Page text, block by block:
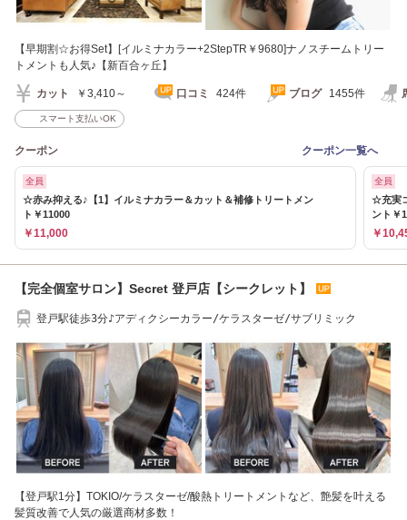
【早期割☆お得Set】[イルミナカラー+2StepTR￥9680]ナノスチームトリー
トメントも人気♪【新百合ヶ丘】
カット ￥3,410～ 口コミ 424件 ブログ 1455件
スマート支払いOK
クーポン クーポン一覧へ
全員
☆赤み抑える♪【1】イルミナカラー＆カット＆補修トリートメン
ト￥11000
￥11,000
全員
☆充実
ント￥
￥
【完全個室サロン】Secret 登戸店【シークレット】
登戸駅徒歩3分♪アディクシーカラー/ケラスターゼ/サブリミック
【登戸駅1分】TOKIO/ケラスターゼ/酸熱トリートメントなど、艶髪を叶える
髪質改善で人気の厳選商材多数！